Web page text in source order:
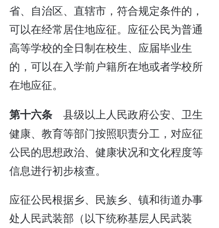
省、自治区、直辖市，符合规定条件的，
可以在经常居住地应征。应征公民为普通
高等学校的全日制在校生、应届毕业生
的，可以在入学前户籍所在地或者学校所
在地应征。
第十六条 县级以上人民政府公安、卫生
健康、教育等部门按照职责分工，对应征
公民的思想政治、健康状况和文化程度等
信息进行初步核查。
应征公民根据乡、民族乡、镇和街道办事
处人民武装部（以下统称基层人民武装